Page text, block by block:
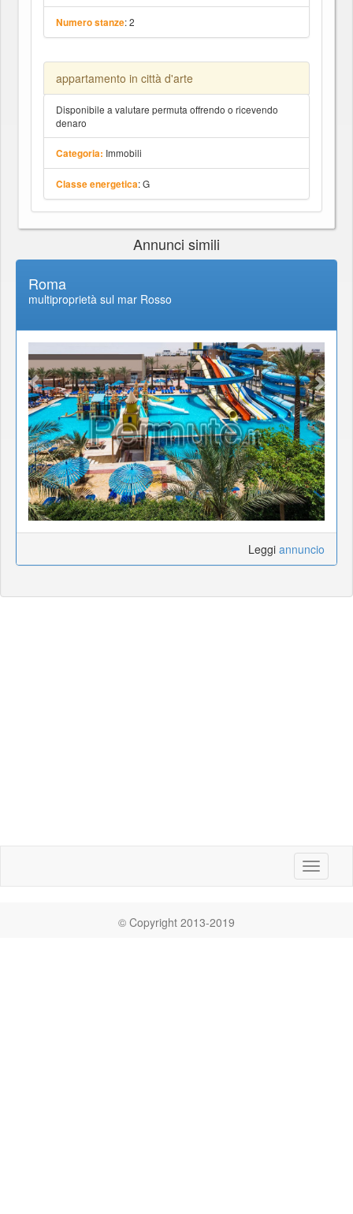
Numero stanze: 2
appartamento in città d'arte
Disponibile a valutare permuta offrendo o ricevendo
denaro
Categoria: Immobili
Classe energetica: G
Annunci simili
Roma
multiproprietà sul mar Rosso
Leggi annuncio
Toggle
© Copyright 2013-2019